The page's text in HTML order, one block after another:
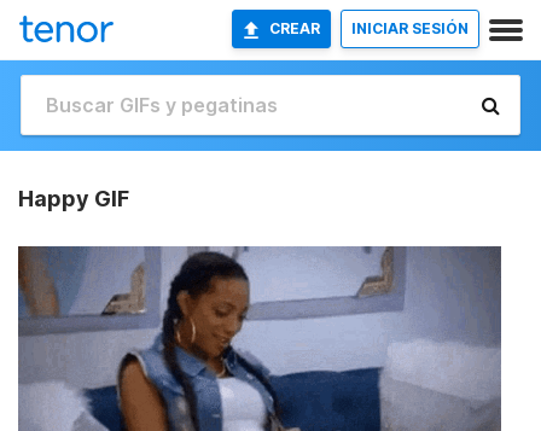
CREAR INICIAR SESIÓN
Happy GIF